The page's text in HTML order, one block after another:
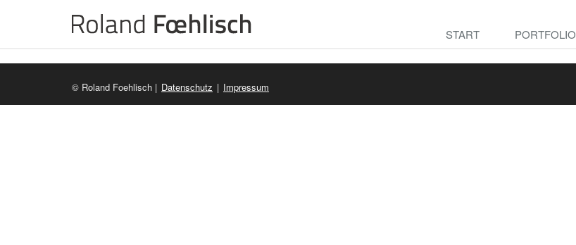
START PORTFOLIO
© Roland Foehlisch | Datenschutz | Impressum